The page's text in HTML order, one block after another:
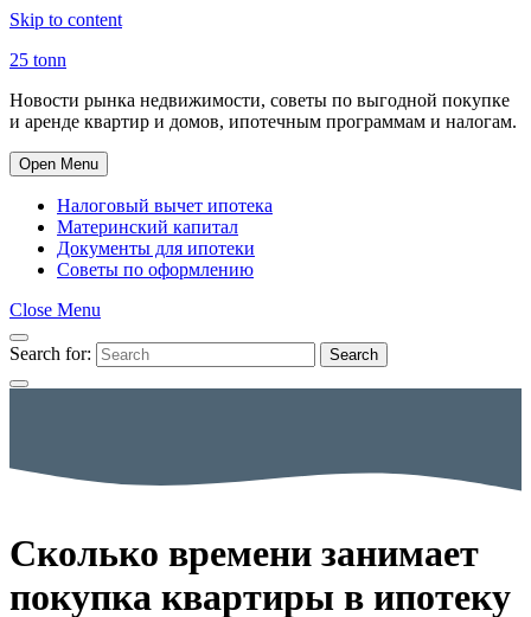
Skip to content
25 tonn
Новости рынка недвижимости, советы по выгодной покупке
и аренде квартир и домов, ипотечным программам и налогам.
Open Menu
Налоговый вычет ипотека
Материнский капитал
Документы для ипотеки
Советы по оформлению
Close Menu
Search for: Search
Сколько времени занимает
покупка квартиры в ипотеку